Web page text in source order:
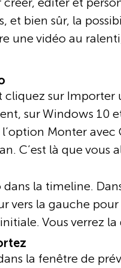
et bien sûr, la
une vidéo au
sur
sur Windows 10
Monter
C’est là que
la timeline.
vers la gauche
Vous verrez
la fenêtre de